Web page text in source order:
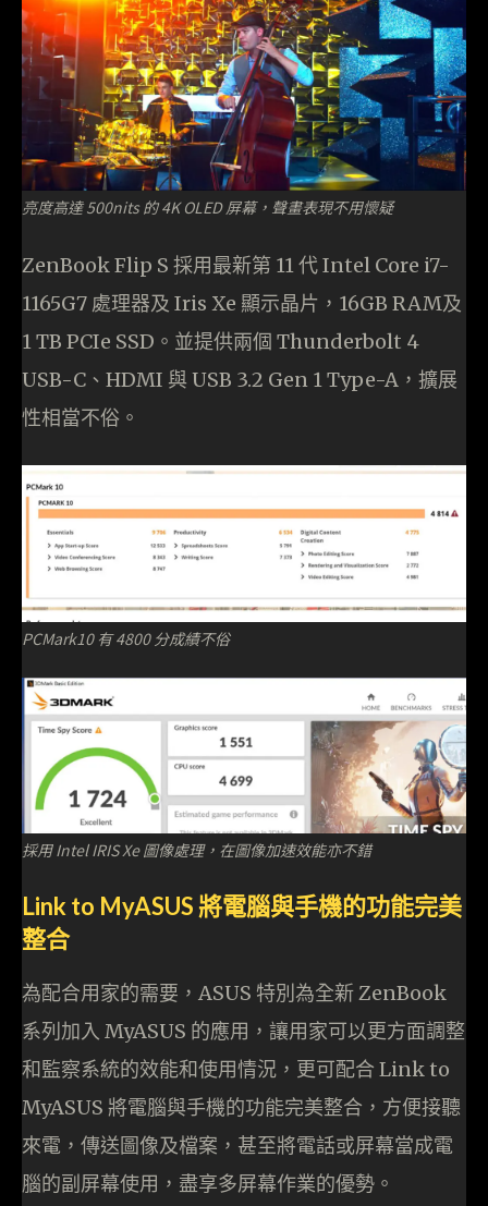
亮度高達 500nits 的 4K OLED 屏幕，聲畫表現不用懷疑
ZenBook Flip S 採用最新第 11 代 Intel Core i7-
1165G7 處理器及 Iris Xe 顯示晶片，16GB RAM及
1 TB PCIe SSD。並提供兩個 Thunderbolt 4
USB-C、HDMI 與 USB 3.2 Gen 1 Type-A，擴展
性相當不俗。
PCMark10 有 4800 分成績不俗
採用 Intel IRIS Xe 圖像處理，在圖像加速效能亦不錯
Link to MyASUS 將電腦與手機的功能完美
整合
為配合用家的需要，ASUS 特別為全新 ZenBook
系列加入 MyASUS 的應用，讓用家可以更方面調整
和監察系統的效能和使用情況，更可配合 Link to
MyASUS 將電腦與手機的功能完美整合，方便接聽
來電，傳送圖像及檔案，甚至將電話或屏幕當成電
腦的副屏幕使用，盡享多屏幕作業的優勢。